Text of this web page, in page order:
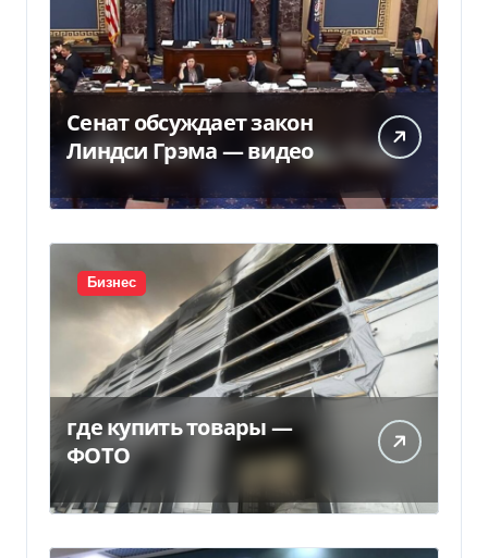
Сенат обсуждает закон
Линдси Грэма — видео
Бизнес
где купить товары —
ФОТО